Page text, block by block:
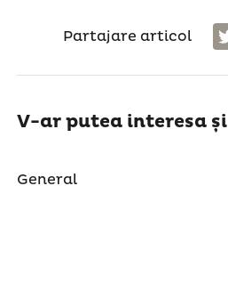
Partajare articol
V-ar putea interesa și
General